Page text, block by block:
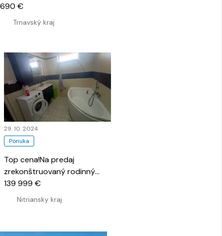
Šulekovo.
Trnavský kraj
690 €
Ponuka
29. 10. 2024
Top cena!Na predaj
zrekonštruovaný rodinný
dom Svätoplukovo
Nitriansky kraj
139 999 €